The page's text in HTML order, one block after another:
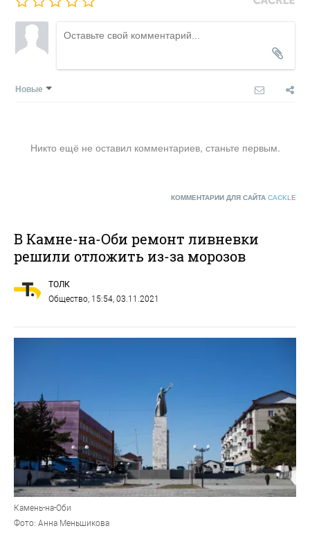
Новые
Никто ещё не оставил комментариев, станьте первым.
КОММЕНТАРИИ ДЛЯ САЙТА CACKL E
В Камне-на-Оби ремонт ливневки
решили отложить из-за морозов
ТОЛК
Общество, 15:54, 03.11.2021
Камень-на-Оби
Фото: Анна Меньшикова